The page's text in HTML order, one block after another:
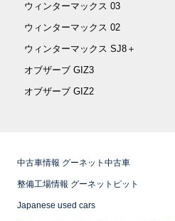
ウィンターマックス 03
ウィンターマックス 02
ウィンターマックス SJ8＋
オブザーブ GIZ3
オブザーブ GIZ2
中古車情報 グーネット中古車
整備工場情報 グーネットピット
Japanese used cars